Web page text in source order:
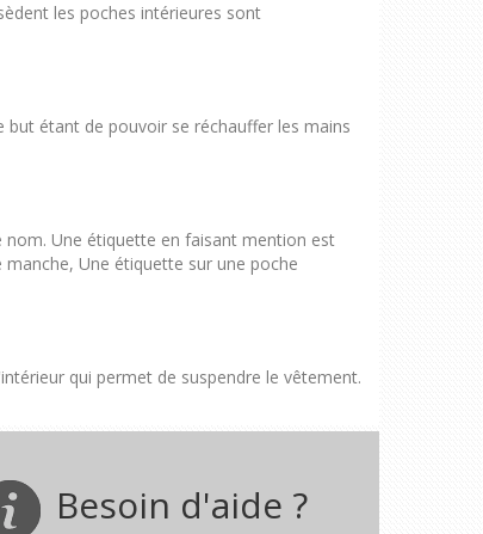
les poches intérieures sont
but étant de pouvoir se réchauffer les mains
nom. Une étiquette en faisant mention est
Une étiquette sur une poche
qui permet de suspendre le vêtement.
Besoin d'aide ?